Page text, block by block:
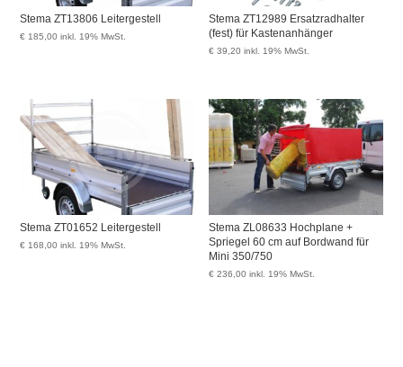
Stema ZT13806 Leitergestell
€ 185,00 inkl. 19% MwSt.
Stema ZT12989 Ersatzradhalter
(fest) für Kastenanhänger
€ 39,20 inkl. 19% MwSt.
Stema ZT01652 Leitergestell
€ 168,00 inkl. 19% MwSt.
Stema ZL08633 Hochplane +
Spriegel 60 cm auf Bordwand für
Mini 350/750
€ 236,00 inkl. 19% MwSt.